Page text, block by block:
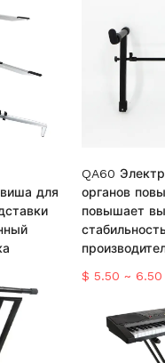
для
QA60
органов
повышает
$ 5.50 ~ 6.50